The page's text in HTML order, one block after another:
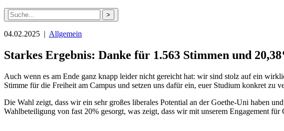
Suche
nach:
04.02.2025 | Allgemein
Starkes Ergebnis: Danke für 1.563 Stimmen und
Auch wenn es am Ende ganz knapp leider nicht gereicht hat: wir sind stolz auf ein
Stimme für die Freiheit am Campus und setzen uns dafür ein, euer Studium konkret zu
Die Wahl zeigt, dass wir ein sehr großes liberales Potential an der Goethe-Uni haben
Wahlbeteiligung von fast 20% gesorgt, was zeigt, dass wir mit unserem Engagement